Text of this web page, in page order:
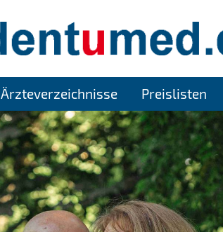
Ärzteverzeichnisse Preislisten